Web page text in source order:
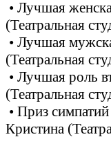
• Лучшая
(Театральная
• Лучшая
(Театральная
• Лучшая роль
(Театральная
• Приз
Кристина